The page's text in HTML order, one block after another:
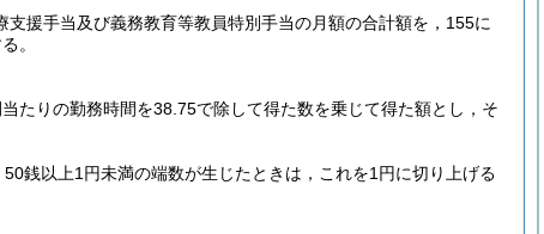
援手当及び義務教育等教員特別手当の月額の合計額を，155に
。
たりの勤務時間を38.75で除して得た数を乗じて得た額とし，そ
銭以上1円未満の端数が生じたときは，これを1円に切り上げる